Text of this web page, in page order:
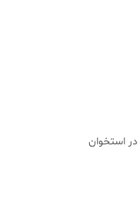
استخوان